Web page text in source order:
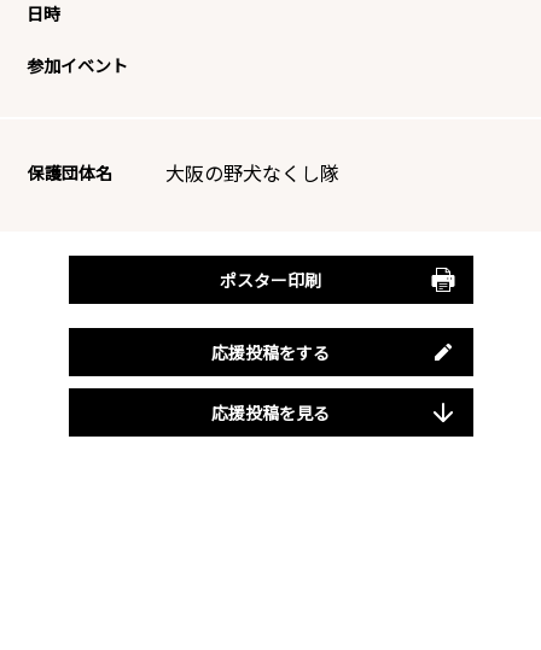
日時
参加イベント
保護団体名 大阪の野犬なくし隊
ポスター印刷
応援投稿をする
応援投稿を見る